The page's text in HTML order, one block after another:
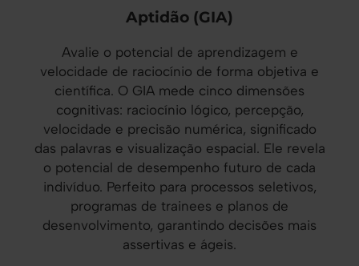
Aptidão (GIA)
Avalie o potencial de aprendizagem e
velocidade de raciocínio de forma objetiva e
científica. O GIA mede cinco dimensões
cognitivas: raciocínio lógico, percepção,
velocidade e precisão numérica, significado
das palavras e visualização espacial. Ele revela
o potencial de desempenho futuro de cada
indivíduo. Perfeito para processos seletivos,
programas de trainees e planos de
desenvolvimento, garantindo decisões mais
assertivas e ágeis.